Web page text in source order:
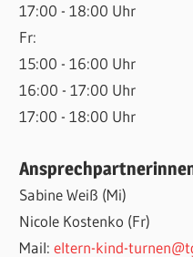
17:00 - 18:00 Uhr
Fr:
15:00 - 16:00 Uhr
16:00 - 17:00 Uhr
17:00 - 18:00 Uhr
Sabine Weiß (Mi)
Nicole Kostenko (Fr)
Mail:eltern-kind-